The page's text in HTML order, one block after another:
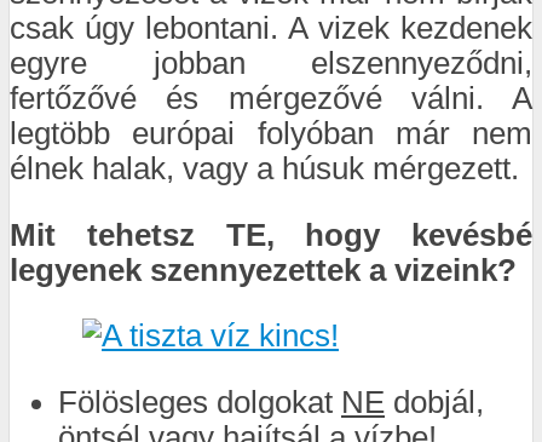
csak úgy lebontani. A vizek kezdenek
egyre jobban elszennyeződni,
fertőzővé és mérgezővé válni. A
legtöbb európai folyóban már nem
élnek halak, vagy a húsuk mérgezett.
Mit tehetsz TE, hogy kevésbé
legyenek szennyezettek a vizeink?
Fölösleges dolgokat NE dobjál,